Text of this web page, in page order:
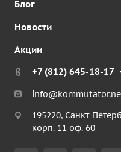
Блог
Новости
Акции
+7 (812) 645-18-17
195220, Санкт-
корп. 11 оф. 60